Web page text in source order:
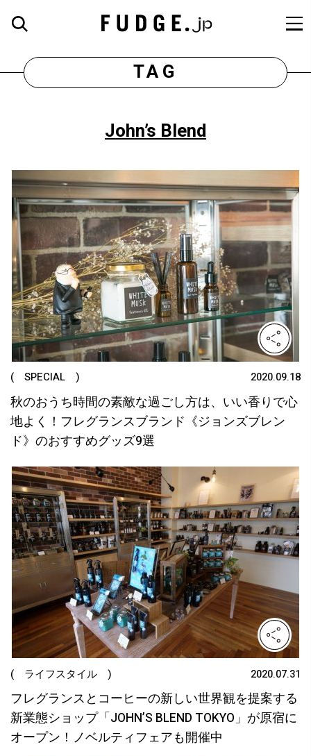
TAG
John’s Blend
( SPECIAL ) 2020.09.18
秋のおうち時間の素敵な過ごし方は、いい香りで心
地よく！フレグランスブランド《ジョンズブレン
ド》のおすすめグッズ9選
( ライフスタイル ) 2020.07.31
フレグランスとコーヒーの新しい世界観を提案する
新業態ショップ「JOHN’S BLEND TOKYO」が原宿に
オープン！ノベルティフェアも開催中